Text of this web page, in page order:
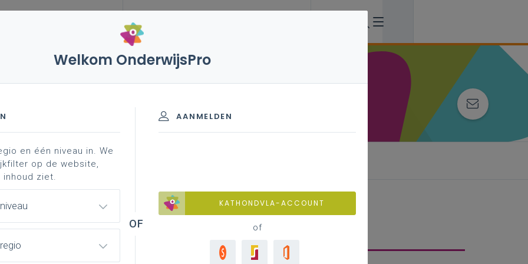
vakken en leerplannen 1ste graad
professionalisering
en te raadplegen via de
Welkom OnderwijsPro
AANMELDEN
KATHONDVLA-ACCOUNT
of
en één niveau in. We
op de website,
ziet.